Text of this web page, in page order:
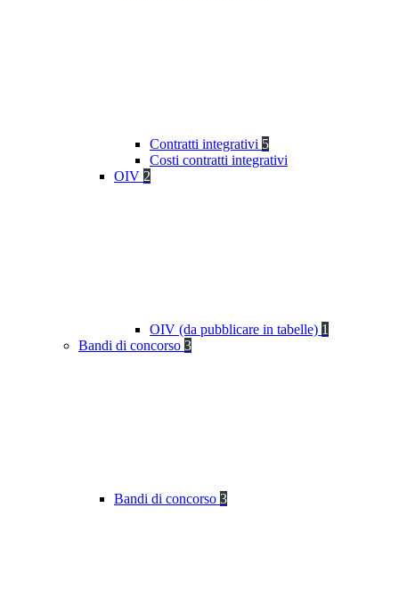
Contratti integrativi 5
Costi contratti integrativi
OIV 2
OIV (da pubblicare in tabelle) 1
Bandi di concorso 3
Bandi di concorso 3